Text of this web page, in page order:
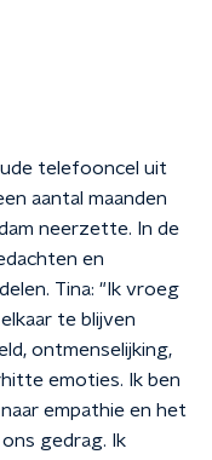
telefooncel uit
aantal maanden
neerzette. In de
en
Tina: "Ik vroeg
te blijven
ontmenselijking,
emoties. Ik ben
empathie en het
gedrag. Ik